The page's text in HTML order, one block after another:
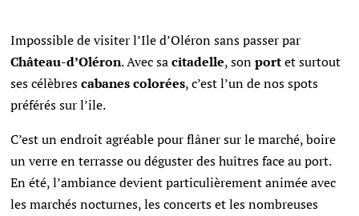
Impossible de visiter l’Ile d’Oléron sans passer par
Château-d’Oléron. Avec sacitadelle, sonportet surtout
ses célèbrescabanes colorées, c’est l’un de nos spots
préférés sur l’ile.
C’est un endroit agréable pour flâner sur le marché, boire
un verre en terrasse ou déguster des huîtres face au port.
En été, l’ambiance devient particulièrement animée avec
les marchés nocturnes, les concerts et les nombreuses